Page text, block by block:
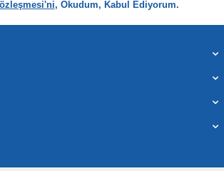
, Okudum, Kabul Ediyorum.